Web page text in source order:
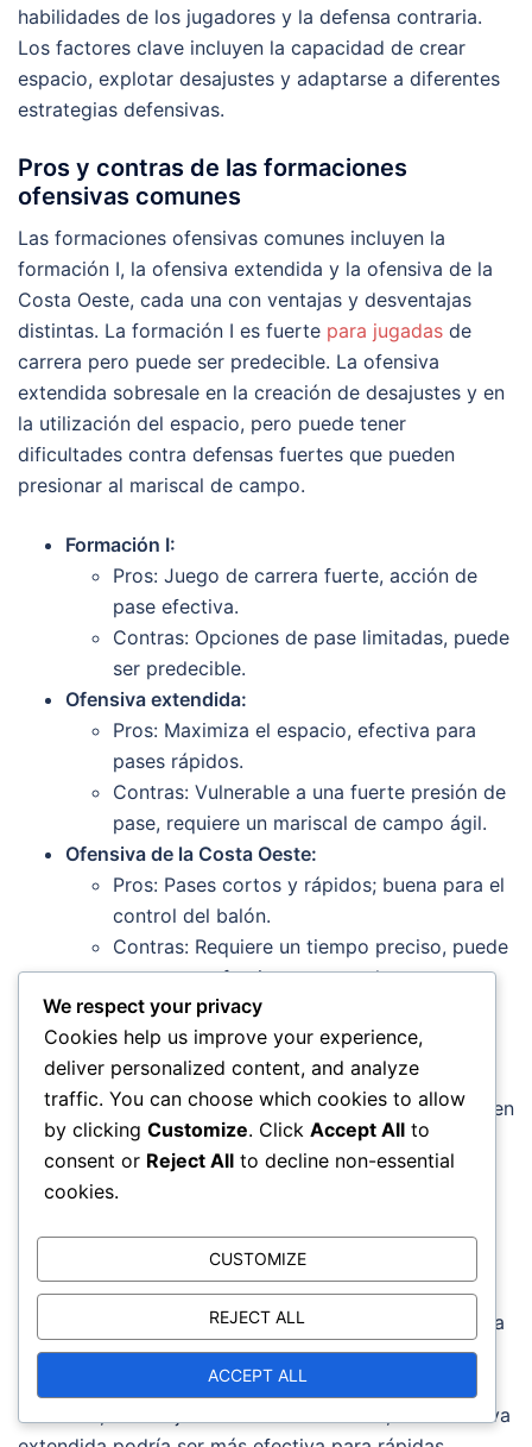
habilidades de los jugadores y la defensa contraria.
Los factores clave incluyen la capacidad de crear
espacio, explotar desajustes y adaptarse a diferentes
estrategias defensivas.
Pros y contras de las formaciones
ofensivas comunes
Las formaciones ofensivas comunes incluyen la
formación I, la ofensiva extendida y la ofensiva de la
Costa Oeste, cada una con ventajas y desventajas
distintas. La formación I es fuerte para jugadas de
carrera pero puede ser predecible. La ofensiva
extendida sobresale en la creación de desajustes y en
la utilización del espacio, pero puede tener
dificultades contra defensas fuertes que pueden
presionar al mariscal de campo.
Formación I:
Pros: Juego de carrera fuerte, acción de
pase efectiva.
Contras: Opciones de pase limitadas, puede
ser predecible.
Ofensiva extendida:
Pros: Maximiza el espacio, efectiva para
pases rápidos.
Contras: Vulnerable a una fuerte presión de
pase, requiere un mariscal de campo ágil.
Ofensiva de la Costa Oeste:
Pros: Pases cortos y rápidos; buena para el
control del balón.
Contras: Requiere un tiempo preciso, puede
ser menos efectiva en pases largos.
Idoneidad situacional de las formaciones
La idoneidad de una formación ofensiva a menudo
depende de la situación del juego, como la posición en
el campo, el tiempo restante y las fortalezas de
ambos equipos. Por ejemplo, un equipo puede optar
por una formación extendida cuando necesita anotar
rápidamente, mientras que una formación de poder
puede ser más adecuada para consumir el tiempo.
En situaciones de corto yardaje, formaciones como la
formación I pueden ser ventajosas debido a su
capacidad para atravesar líneas defensivas. Por el
contrario, en un ejercicio de dos minutos, una ofensiva
We respect your privacy
Cookies help us improve your experience,
deliver personalized content, and analyze
traffic. You can choose which cookies to allow
by clicking Customize. Click Accept All to
consent or Reject All to decline non-essential
cookies.
CUSTOMIZE
REJECT ALL
ACCEPT ALL